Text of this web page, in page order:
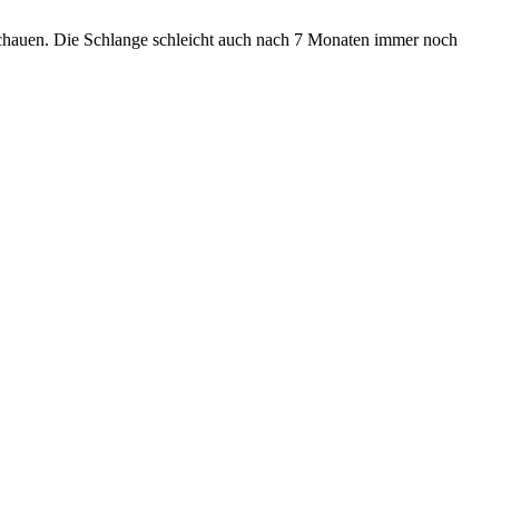
Die Schlange schleicht auch nach 7 Monaten immer noch